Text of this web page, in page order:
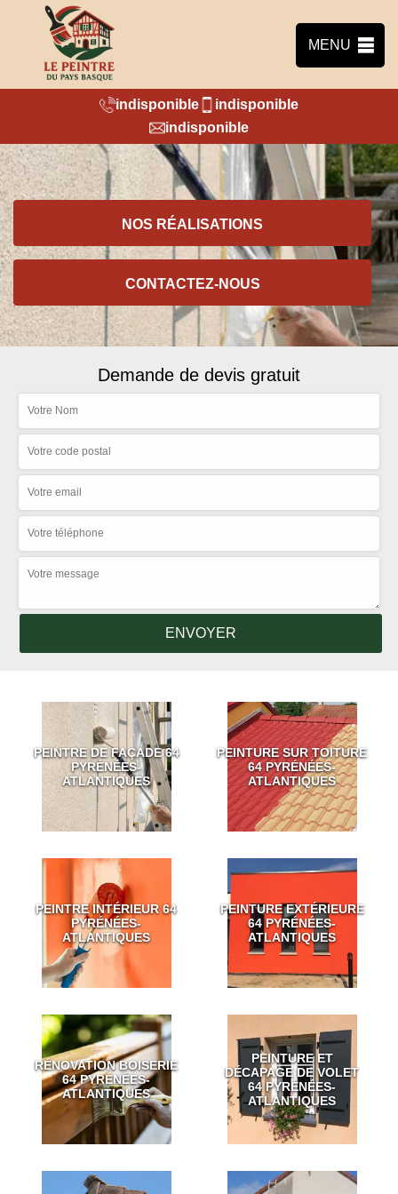
MENU
indisponible
indisponible
indisponible
NOS RÉALISATIONS
CONTACTEZ-NOUS
Demande de devis gratuit
PEINTRE DE FAÇADE 64
PYRÉNÉES-
ATLANTIQUES
PEINTURE SUR TOITURE
64 PYRÉNÉES-
ATLANTIQUES
PEINTRE INTÉRIEUR 64
PYRÉNÉES-
ATLANTIQUES
PEINTURE EXTÉRIEURE
64 PYRÉNÉES-
ATLANTIQUES
RÉNOVATION BOISERIE
64 PYRÉNÉES-
ATLANTIQUES
PEINTURE ET
DÉCAPAGE DE VOLET
64 PYRÉNÉES-
ATLANTIQUES